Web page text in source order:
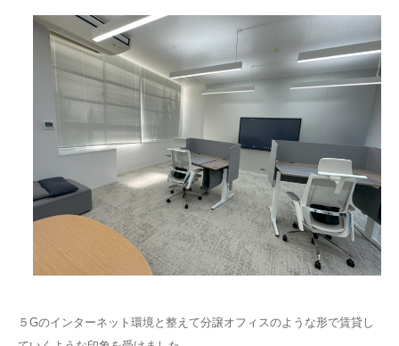
５Gのインターネット環境と整えて分譲オフィスのような形で賃貸し